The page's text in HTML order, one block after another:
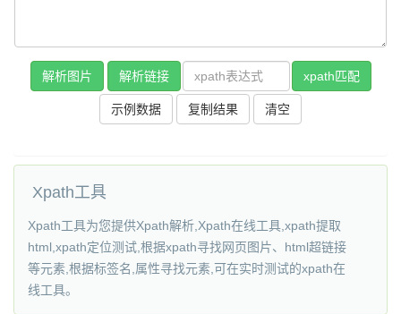
解析图片 解析链接 xpath匹配
示例数据 复制结果 清空
Xpath工具
Xpath工具为您提供Xpath解析,Xpath在线工具,xpath提取
html,xpath定位测试,根据xpath寻找网页图片、html超链接
等元素,根据标签名,属性寻找元素,可在实时测试的xpath在
线工具。